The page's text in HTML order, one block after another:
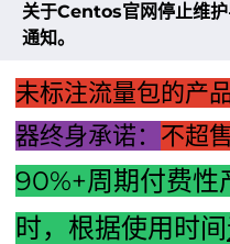
更多方案
电商云解决方案 网站
关于Centos官网停止维
通知。
未标注流量包的产
器终身承诺： 不超
90%+周期付费性
时，根据使用时间